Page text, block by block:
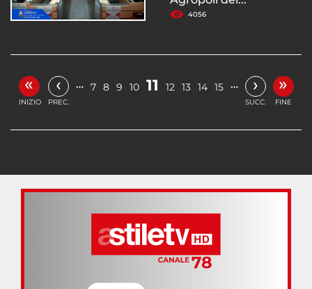
4056
«
INIZIO
‹
PREC.
… 7 8 9 10 11 12 13 14 15 … ›
SUCC.
»
FINE